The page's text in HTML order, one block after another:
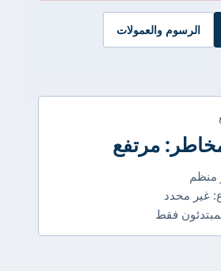
الرسوم والعمولات
مرتفع
منظم
غير محدد
فقط